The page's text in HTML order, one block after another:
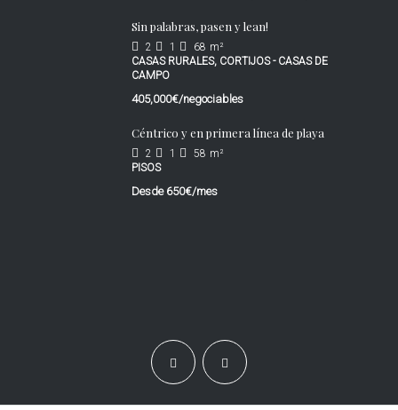
Sin palabras, pasen y lean!
2 1 68 m²
CASAS RURALES, CORTIJOS - CASAS DE
CAMPO
405,000€/negociables
Céntrico y en primera línea de playa
2 1 58 m²
PISOS
Desde650€/mes